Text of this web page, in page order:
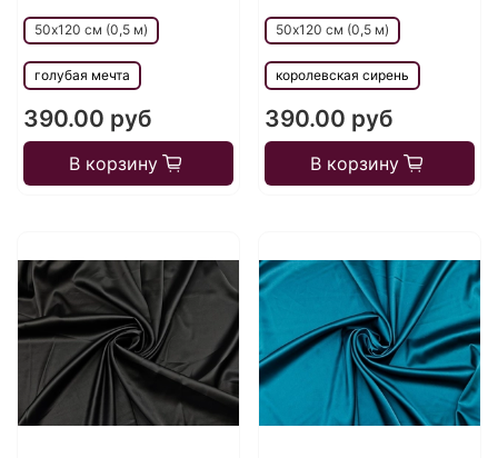
50х120 см (0,5 м)
голубая мечта
390.00 руб
В корзину
50х120 см (0,5 м)
королевская сирень
390.00 руб
В корзину